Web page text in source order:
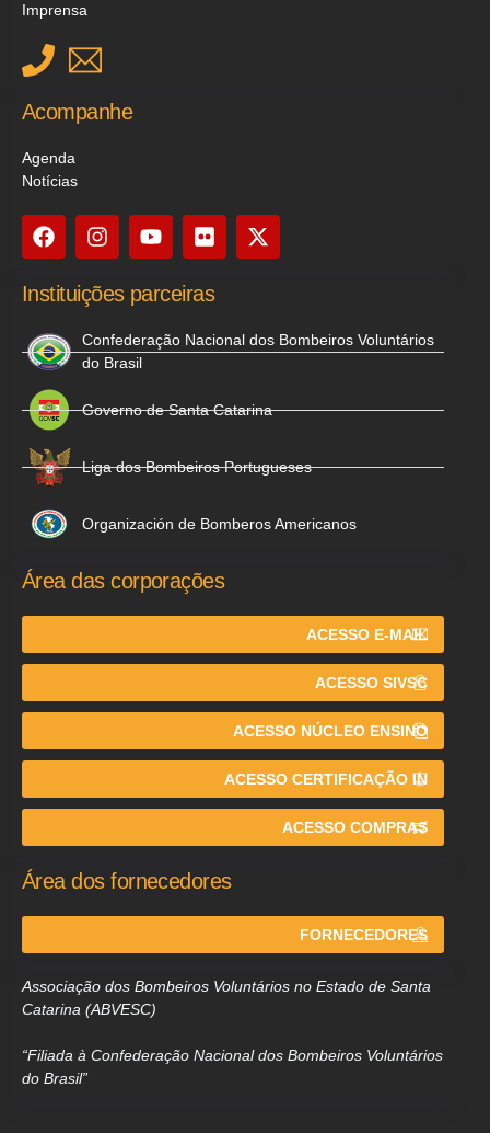
Imprensa
Acompanhe
Agenda
Notícias
Instituições parceiras
Confederação Nacional dos Bombeiros Voluntários
do Brasil
Governo de Santa Catarina
Liga dos Bombeiros Portugueses
Organización de Bomberos Americanos
Área das corporações
ACESSO E-MAIL
ACESSO SIVSC
ACESSO NÚCLEO ENSINO
ACESSO CERTIFICAÇÃO IN
ACESSO COMPRAS
Área dos fornecedores
FORNECEDORES
Associação dos Bombeiros Voluntários no Estado de Santa
Catarina (ABVESC)
“Filiada à Confederação Nacional dos Bombeiros Voluntários
do Brasil”